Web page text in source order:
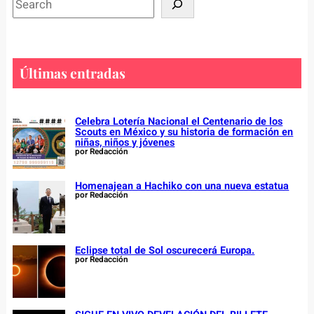
e
r
h
Últimas entradas
Celebra Lotería Nacional el Centenario de los
Scouts en México y su historia de formación en
niñas, niños y jóvenes
por Redacción
Homenajean a Hachiko con una nueva estatua
por Redacción
Eclipse total de Sol oscurecerá Europa.
por Redacción